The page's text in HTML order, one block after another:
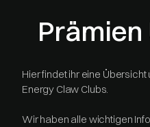
Hier findet ihr eine
Energy Claw Clubs.
Wir haben alle wichtigen